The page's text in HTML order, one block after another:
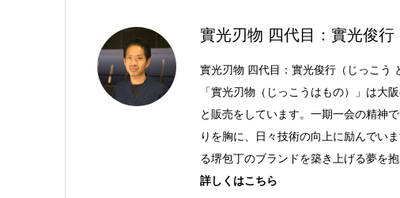
實光刃物 四代目：實光俊行
實光刃物 四代目：實光俊行（じっこう
「實光刃物（じっこうはもの）」は大
と販売をしています。一期一会の精神
りを胸に、日々技術の向上に励んでい
る堺包丁のブランドを築き上げる夢を抱
詳しくはこちら